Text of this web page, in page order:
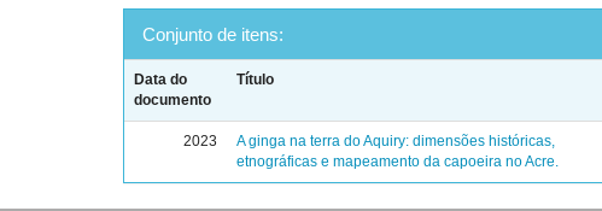
Conjunto de itens:
Data do
documento
Título
2023
A ginga na terra do Aquiry: dimensões históricas,
etnográficas e mapeamento da capoeira no Acre.